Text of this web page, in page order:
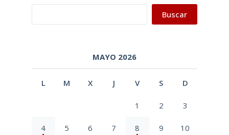
Buscar
MAYO 2026
L M X J V S D
1 2 3
4 5 6 7 8 9 10